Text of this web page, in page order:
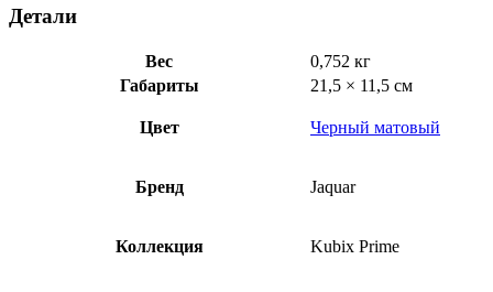
Детали
Вес
0,752 кг
Габариты
21,5 × 11,5 см
Цвет Черный матовый
Бренд Jaquar
Коллекция Kubix Prime